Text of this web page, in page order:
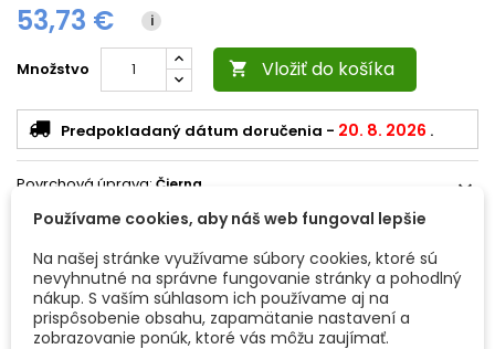
53,73 € i
Množstvo  Vložiť do košíka
Predpokladaný dátum doručenia - 20. 8. 2026 .
Povrchová úprava: Čierna expand_more
Biela Čierna
Používame cookies, aby náš web fungoval lepšie
Na našej stránke využívame súbory cookies, ktoré sú
nevyhnutné na správne fungovanie stránky a pohodlný
nákup. S vaším súhlasom ich používame aj na
prispôsobenie obsahu, zapamätanie nastavení a
zobrazovanie ponúk, ktoré vás môžu zaujímať.